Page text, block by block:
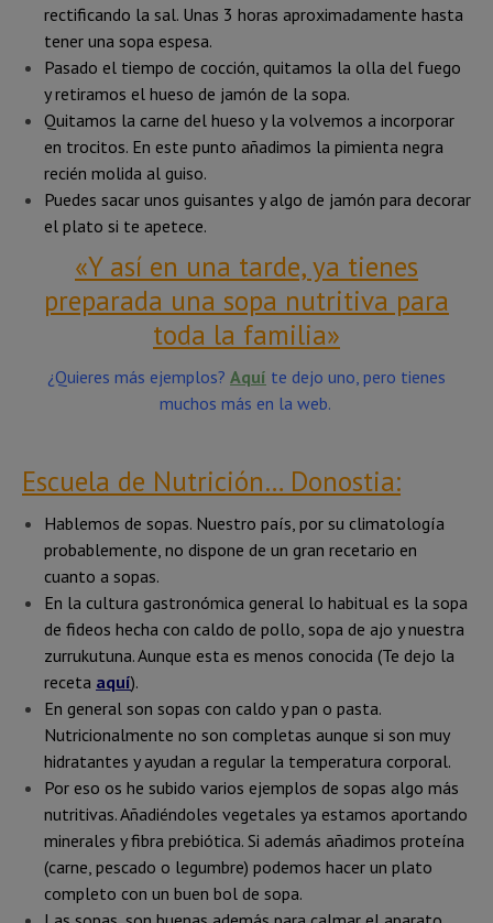
rectificando la sal. Unas 3 horas aproximadamente hasta
tener una sopa espesa.
Pasado el tiempo de cocción, quitamos la olla del fuego
y retiramos el hueso de jamón de la sopa.
Quitamos la carne del hueso y la volvemos a incorporar
en trocitos. En este punto añadimos la pimienta negra
recién molida al guiso.
Puedes sacar unos guisantes y algo de jamón para decorar
el plato si te apetece.
«Y así en una tarde, ya tienes
preparada una sopa nutritiva para
toda la familia»
¿Quieres más ejemplos? Aquí te dejo uno, pero tienes
muchos más en la web.
Escuela de Nutrición… Donostia:
Hablemos de sopas. Nuestro país, por su climatología
probablemente, no dispone de un gran recetario en
cuanto a sopas.
En la cultura gastronómica general lo habitual es la sopa
de fideos hecha con caldo de pollo, sopa de ajo y nuestra
zurrukutuna. Aunque esta es menos conocida (Te dejo la
receta aquí).
En general son sopas con caldo y pan o pasta.
Nutricionalmente no son completas aunque si son muy
hidratantes y ayudan a regular la temperatura corporal.
Por eso os he subido varios ejemplos de sopas algo más
nutritivas. Añadiéndoles vegetales ya estamos aportando
minerales y fibra prebiótica. Si además añadimos proteína
(carne, pescado o legumbre) podemos hacer un plato
completo con un buen bol de sopa.